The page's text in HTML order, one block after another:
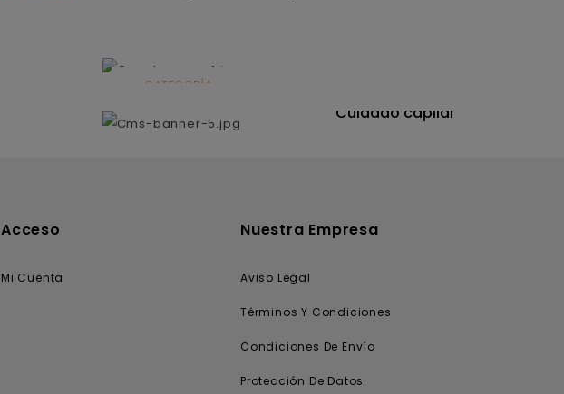
CATEGORÍA
Cuidado capilar
Acceso
Mi Cuenta
Nuestra Empresa
Aviso Legal
Términos Y Condiciones
Condiciones De Envío
Protección De Datos